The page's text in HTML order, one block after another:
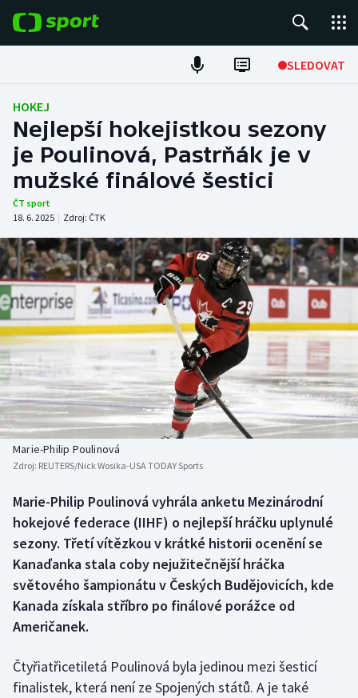
SLEDOVAT
Fotbal
Hokej
Tenis
Atletika
Cyklistika
DALŠÍ SPORTY
Americký fotbal
Baseball a softbal
Basketbal
Biatlon
Box
Curling
Dostihy
Futsal
NEPŘEHLÉDNĚTE
Soutěže
Historické návraty
Aplikace ČT sport
HOKEJ
Nejlepší hokejistkou sezony
je Poulinová, Pastrňák je v
mužské finálové šestici
ČT sport
18. 6. 2025 | Zdroj: ČTK
Marie-Philip Poulinová
Zdroj: REUTERS/Nick Wosika-USA TODAY Sports
Marie-Philip Poulinová vyhrála anketu Mezinárodní
hokejové federace (IIHF) o nejlepší hráčku uplynulé
sezony. Třetí vítězkou v krátké historii ocenění se
Kanaďanka stala coby nejužitečnější hráčka
světového šampionátu v Českých Budějovicích, kde
Kanada získala stříbro po finálové porážce od
Američanek.
Čtyřiatřicetiletá Poulinová byla jedinou mezi šesticí
finalistek, která není ze Spojených států. A je také